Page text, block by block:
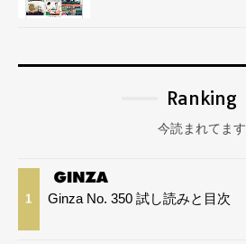
Ranking
今読まれてます
1 Ginza No. 350 試し読みと目次